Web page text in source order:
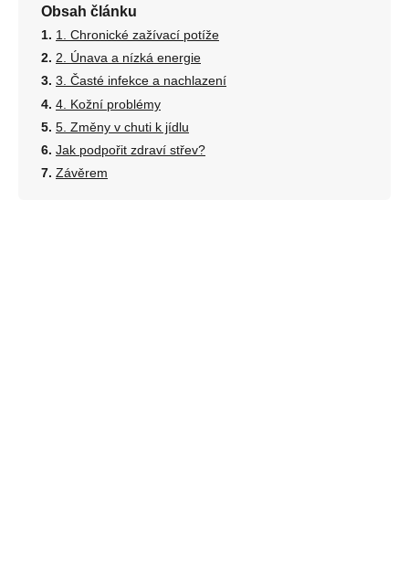
Obsah článku
1. Chronické zažívací potíže
2. Únava a nízká energie
3. Časté infekce a nachlazení
4. Kožní problémy
5. Změny v chuti k jídlu
Jak podpořit zdraví střev?
Závěrem